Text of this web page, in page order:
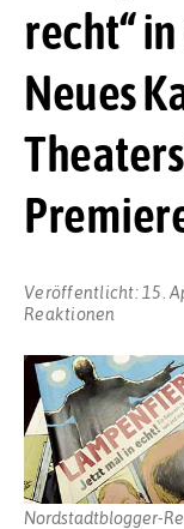
recht“
Neues
Veröffentlicht: 15.
Reaktionen
Nordstadtblogger-